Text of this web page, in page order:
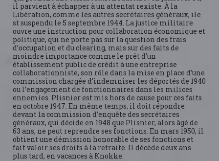
il parvient à échapper à un attentat rexiste. À la
Libération, comme les autres secrétaires généraux, ile
st suspendu le 5 septembre 1944. La justice militaire
ouvre une instruction pour collaboration économique et
politique, qui ne porte pas sur la question des frais
d’occupation et du clearing, mais sur des faits de
moindre importance comme le prêt d’un
établissement public de crédit à une entreprise
collaborationniste, son rôle dans la mise en place d’une
commission chargée d’indemniser les déportés de 1940
ou l’engagement de fonctionnaires dans les milices
ennemies. Plisnier est mis hors de cause pour ces faits
en octobre 1947. En même temps, il doit répondre
devant la commission d’enquête des secrétaires
généraux, qui décide en 1948 que Plisnier, alors âgé de
63 ans, ne peut reprendre ses fonctions. En mars 1950, il
obtient une démission honorable de ses fonctions et
fait valoir ses droits à la retraite. Il décède deux ans
plus tard, en vacances à Knokke.